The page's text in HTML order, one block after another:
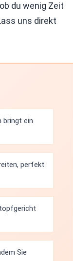
du wenig Zeit
uns direkt
bringt ein
perfekt
Sie